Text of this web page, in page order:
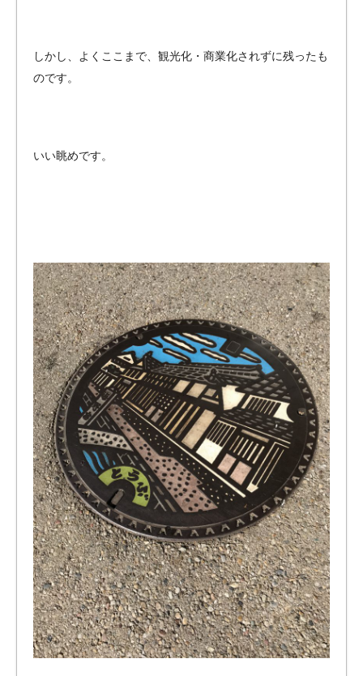
しかし、よくここまで、観光化・商業化されずに残ったも
のです。
いい眺めです。